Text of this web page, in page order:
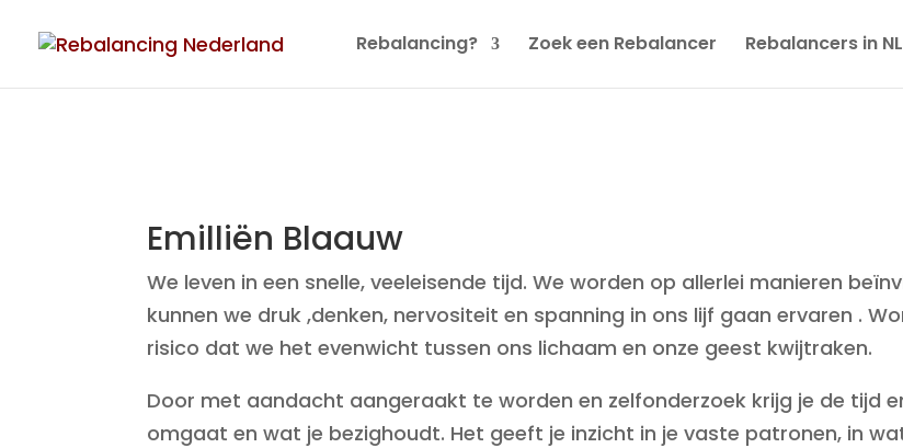
Rebalancing? Zoek een Rebalancer Rebalancers in NL
Emilliën Blaauw
We leven in een snelle, veeleisende tijd. We worden op allerlei manieren
kunnen we druk ,denken, nervositeit en spanning in ons lijf gaan ervaren .
risico dat we het evenwicht tussen ons lichaam en onze geest kwijtraken.
Door met aandacht aangeraakt te worden en zelfonderzoek krijg je de tijd
omgaat en wat je bezighoudt. Het geeft je inzicht in je vaste patronen, in